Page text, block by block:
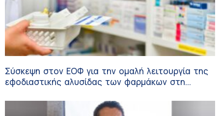
Σύσκεψη στον ΕΟΦ για την ομαλή λειτουργία της
εφοδιαστικής αλυσίδας των φαρμάκων στη